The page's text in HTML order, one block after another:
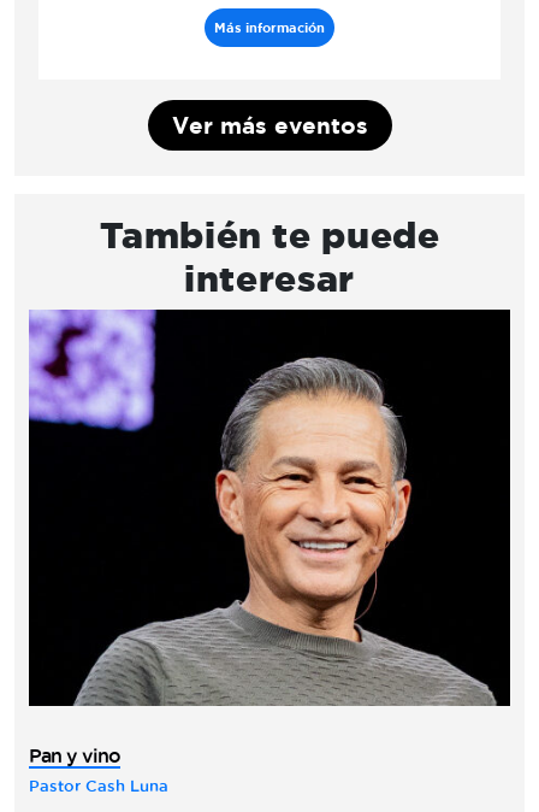
Más información
Ver más eventos
También te puede
interesar
Pan y vino
Pastor Cash Luna